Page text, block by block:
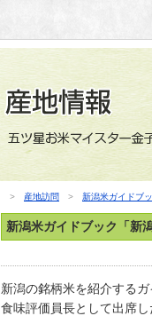
> 産地訪問 > 新潟米ガイドブ
新潟米ガイドブック「新
新潟の銘柄米を紹介する
食味評価員長として出席